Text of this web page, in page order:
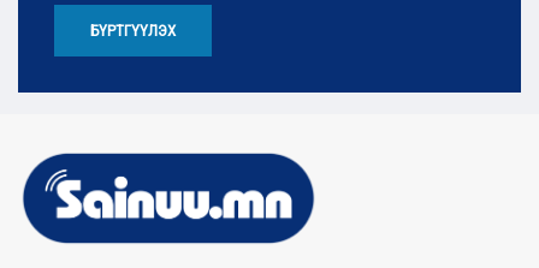
БҮРТГҮҮЛЭХ